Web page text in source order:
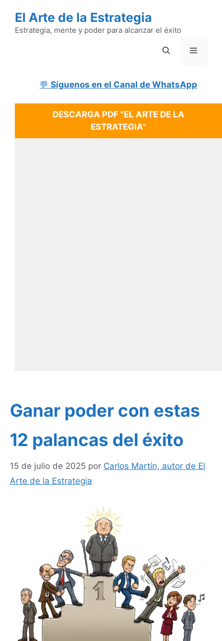
contenido
El Arte de la Estrategia
Estrategia, mente y poder para alcanzar el éxito
Menú
💬 Síguenos en el Canal de WhatsApp
DESCARGA PDF "EL ARTE DE LA
ESTRATEGIA"
Ganar poder con estas
12 palancas del éxito
15 de julio de 2025 por Carlos Martín, autor de El
Arte de la Estrategia